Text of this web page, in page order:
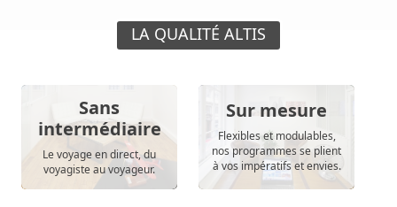
LA QUALITÉ ALTIS
Sans
intermédiaire
Le voyage en direct, du
voyagiste au voyageur.
Sur mesure
Flexibles et modulables,
nos programmes se plient
à vos impératifs et envies.